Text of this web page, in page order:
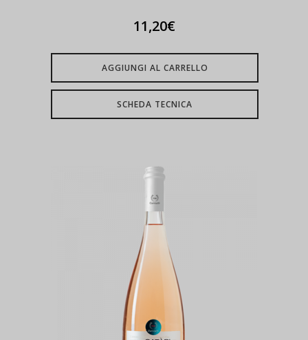
11,20€
AGGIUNGI AL CARRELLO
SCHEDA TECNICA